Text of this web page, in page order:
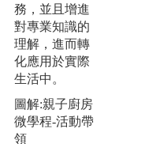
務，並且增進
對專業知識的
理解，進而轉
化應用於實際
生活中。
圖解:親子廚房
微學程-活動帶
領